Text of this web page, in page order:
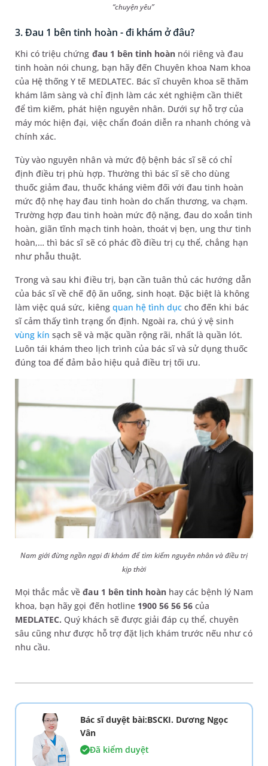
“chuyện yêu”
3. Đau 1 bên tinh hoàn - đi khám ở đâu?
Khi có triệu chứng đau 1 bên tinh hoàn nói riêng và đau
tinh hoàn nói chung, bạn hãy đến Chuyên khoa Nam khoa
của Hệ thống Y tế MEDLATEC. Bác sĩ chuyên khoa sẽ thăm
khám lâm sàng và chỉ định làm các xét nghiệm cần thiết
để tìm kiếm, phát hiện nguyên nhân. Dưới sự hỗ trợ của
máy móc hiện đại, việc chẩn đoán diễn ra nhanh chóng và
chính xác.
Tùy vào nguyên nhân và mức độ bệnh bác sĩ sẽ có chỉ
định điều trị phù hợp. Thường thì bác sĩ sẽ cho dùng
thuốc giảm đau, thuốc kháng viêm đối với đau tinh hoàn
mức độ nhẹ hay đau tinh hoàn do chấn thương, va chạm.
Trường hợp đau tinh hoàn mức độ nặng, đau do xoắn tinh
hoàn, giãn tĩnh mạch tinh hoàn, thoát vị bẹn, ung thư tinh
hoàn,… thì bác sĩ sẽ có phác đồ điều trị cụ thể, chẳng hạn
như phẫu thuật.
Trong và sau khi điều trị, bạn cần tuân thủ các hướng dẫn
của bác sĩ về chế độ ăn uống, sinh hoạt. Đặc biệt là không
làm việc quá sức, kiêng quan hệ tình dục cho đến khi bác
sĩ cảm thấy tình trạng ổn định. Ngoài ra, chú ý vệ sinh
vùng kín sạch sẽ và mặc quần rộng rãi, nhất là quần lót.
Luôn tái khám theo lịch trình của bác sĩ và sử dụng thuốc
đúng toa để đảm bảo hiệu quả điều trị tối ưu.
Nam giới đừng ngần ngại đi khám để tìm kiếm nguyên nhân và điều trị
kịp thời
Mọi thắc mắc vềđau 1 bên tinh hoàn hay các bệnh lý Nam
khoa, bạn hãy gọi đến hotline 1900 56 56 56của
MEDLATEC. Quý khách sẽ được giải đáp cụ thể, chuyên
sâu cũng như được hỗ trợ đặt lịch khám trước nếu như có
nhu cầu.
Bác sĩ duyệt bài:BSCKI. Dương Ngọc
Vân
Đã kiểm duyệt